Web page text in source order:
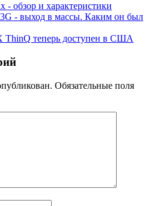
- обзор и характеристики
- выход в массы. Каким он был
ThinQ теперь доступен в США
Обязательные поля